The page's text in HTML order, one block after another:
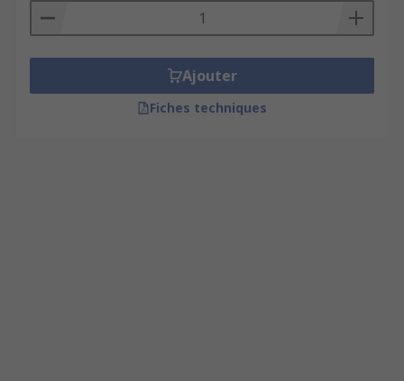
Ajouter
Fiches techniques